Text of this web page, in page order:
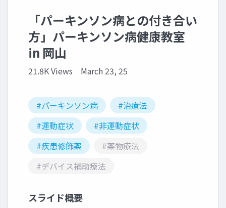
「パーキンソン病との付き合い
方」パーキンソン病健康教室
in 岡山
21.8K Views March 23, 25
#パーキンソン病
#治療法
#運動症状
#非運動症状
#疾患修飾薬
#薬物療法
#デバイス補助療法
スライド概要